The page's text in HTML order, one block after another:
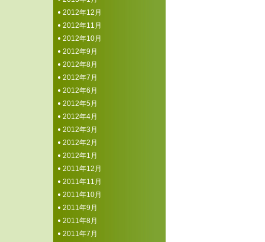
2012年12月
2012年11月
2012年10月
2012年9月
2012年8月
2012年7月
2012年6月
2012年5月
2012年4月
2012年3月
2012年2月
2012年1月
2011年12月
2011年11月
2011年10月
2011年9月
2011年8月
2011年7月